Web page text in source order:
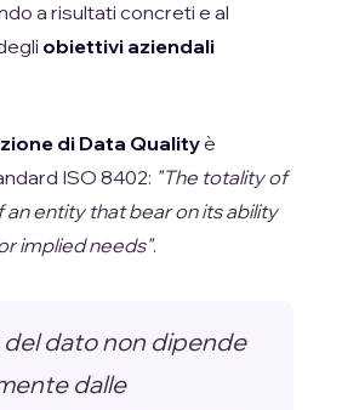
a risultati concreti e al
obiettivi aziendali
di Data Qualityè
ISO 8402: "The totality of
entity that bear on its ability
implied needs".
del dato non dipende
dalle